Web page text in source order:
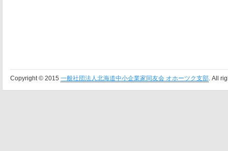
Copyright © 2015 一般社団法人北海道中小企業家同友会 オホーツク支部. All